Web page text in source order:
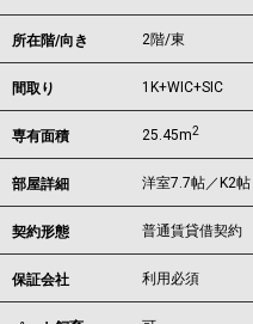
所在階/向き 2階/東
間取り 1K+WIC+SIC
専有面積 25.45m2
部屋詳細 洋室7.7帖／K2帖
契約形態 普通賃貸借契約
保証会社 利用必須